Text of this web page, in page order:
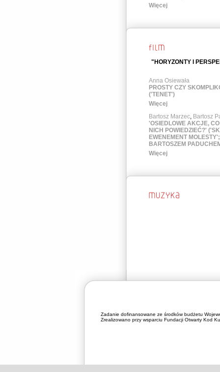
Więcej
"HORYZONTY I
Anna Osiewała
PROSTY CZY
('TENET')
Więcej
Bartosz Marzec, Bartosz
'OSIEDLOWE AKCJE,
NICH POWIEDZIEĆ?'
EWENEMENT
BARTOSZEM
Więcej
Zadanie dofinansowane ze środków budżetu
Zrealizowano przy wsparciu Fundacji Otwarty Kod